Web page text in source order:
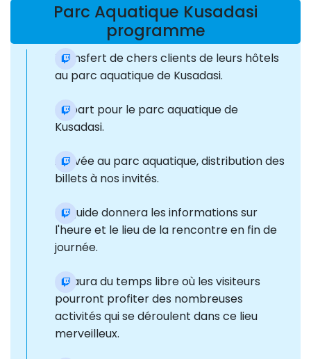
Parc Aquatique Kusadasi
programme
Transfert de chers clients de leurs hôtels
au parc aquatique de Kusadasi.
Départ pour le parc aquatique de
Kusadasi.
Arrivée au parc aquatique, distribution des
billets à nos invités.
Le guide donnera les informations sur
l'heure et le lieu de la rencontre en fin de
journée.
Il y aura du temps libre où les visiteurs
pourront profiter des nombreuses
activités qui se déroulent dans ce lieu
merveilleux.